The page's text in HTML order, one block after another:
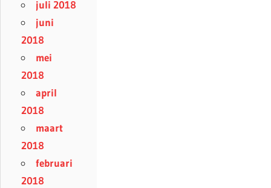
juli 2018
juni
2018
mei
2018
april
2018
maart
2018
februari
2018